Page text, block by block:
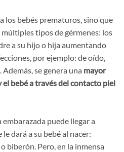
los bebés prematuros, sino que
tipos de gérmenes: los
a su hijo o hija aumentando
por ejemplo: de oído,
se genera una mayor
bebé a través del contacto piel
puede llegar a
dará a su bebé al nacer:
biberón. Pero, en la inmensa